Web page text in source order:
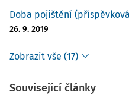
Doba pojištění
26. 9. 2019
Zobrazit vše (17)
Související články